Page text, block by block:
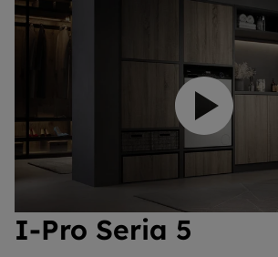
Odtwórz wideo
I-Pro Seria 5